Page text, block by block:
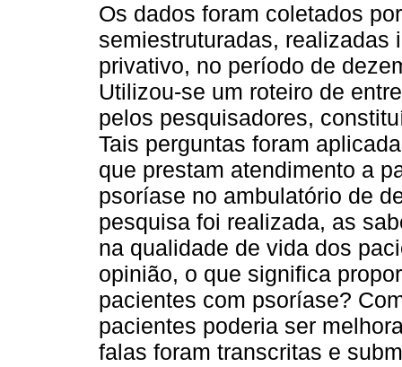
Os dados foram coletados
semiestruturadas, realizadas
privativo, no período de
Utilizou-se um roteiro de
pelos pesquisadores,
Tais perguntas foram
que prestam atendimento a
psoríase no ambulatório de
pesquisa foi realizada, as
na qualidade de vida dos
opinião, o que significa
pacientes com psoríase?
pacientes poderia ser
falas foram transcritas e